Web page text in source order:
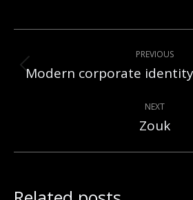
navigation
PREVIOUS
Previous
Modern corporate
NEXT
Next
Zouk